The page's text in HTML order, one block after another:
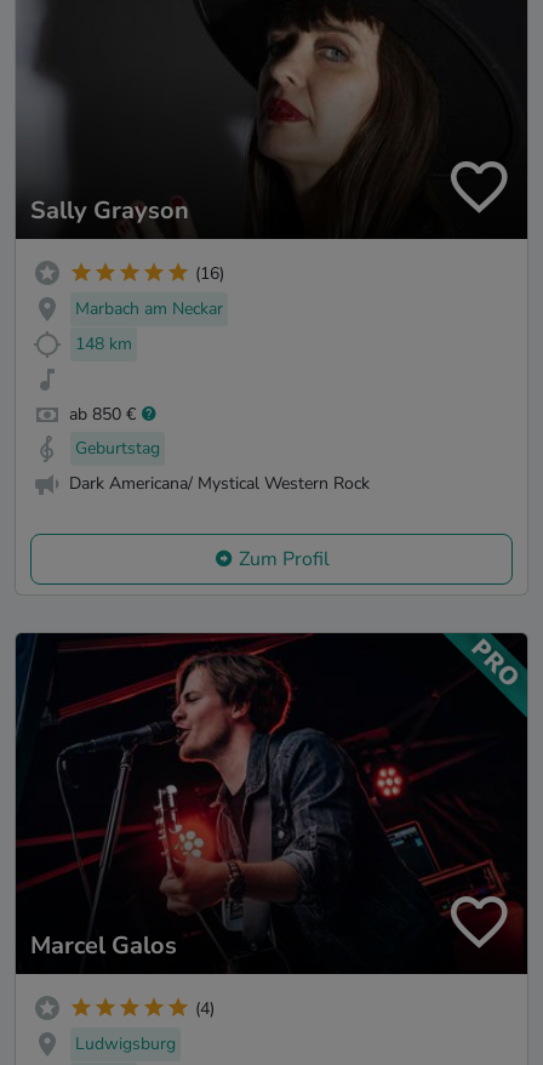
Sally Grayson
(16)
Marbach am Neckar
148 km
ab 850 €
Geburtstag
Dark Americana/ Mystical Western Rock
Zum Profil
Marcel Galos
(4)
Ludwigsburg